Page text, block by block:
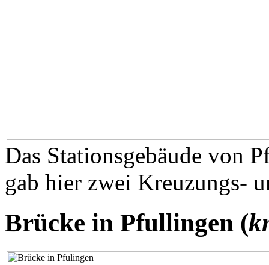
Das Stationsgebäude von
gab hier zwei Kreuzungs-
Brücke in Pfullingen (